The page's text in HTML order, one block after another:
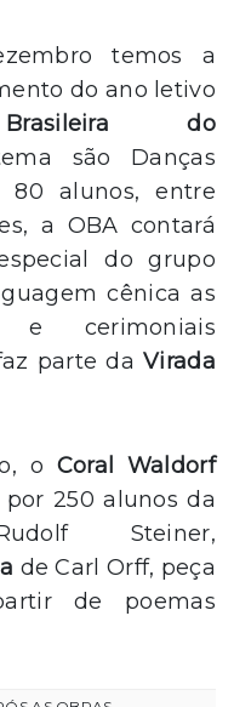
temos a
do ano letivo
do
são Danças
80 alunos, entre
a OBA contará
do grupo
cênica as
e cerimoniais
parte daVirada
o Coral Waldorf
250 alunos da
Steiner,
de Carl Orff, peça
de poemas